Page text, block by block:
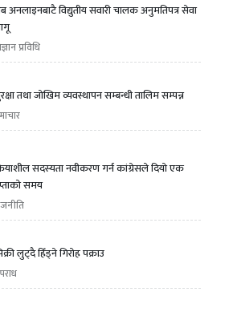
अनलाइनबाटै विद्युतीय सवारी चालक अनुमतिपत्र सेवा
प्रविधि
तथा जोखिम व्यवस्थापन सम्बन्धी तालिम सम्पन्न
सदस्यता नवीकरण गर्न कांग्रेसले दियो एक
समय
लुट्दै हिँड्ने गिरोह पक्राउ